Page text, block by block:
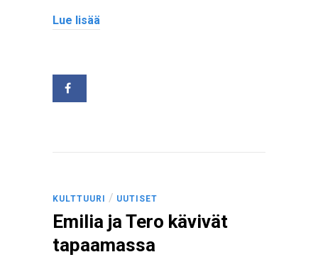
Lue lisää
KULTTUURI / UUTISET
Emilia ja Tero kävivät
tapaamassa